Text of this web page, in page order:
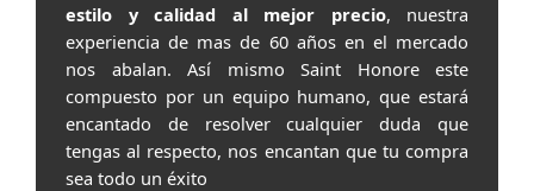
estilo y calidad al mejor precio, nuestra
experiencia de mas de 60 años en el mercado
nos abalan. Así mismo Saint Honore este
compuesto por un equipo humano, que estará
encantado de resolver cualquier duda que
tengas al respecto, nos encantan que tu compra
sea todo un éxito